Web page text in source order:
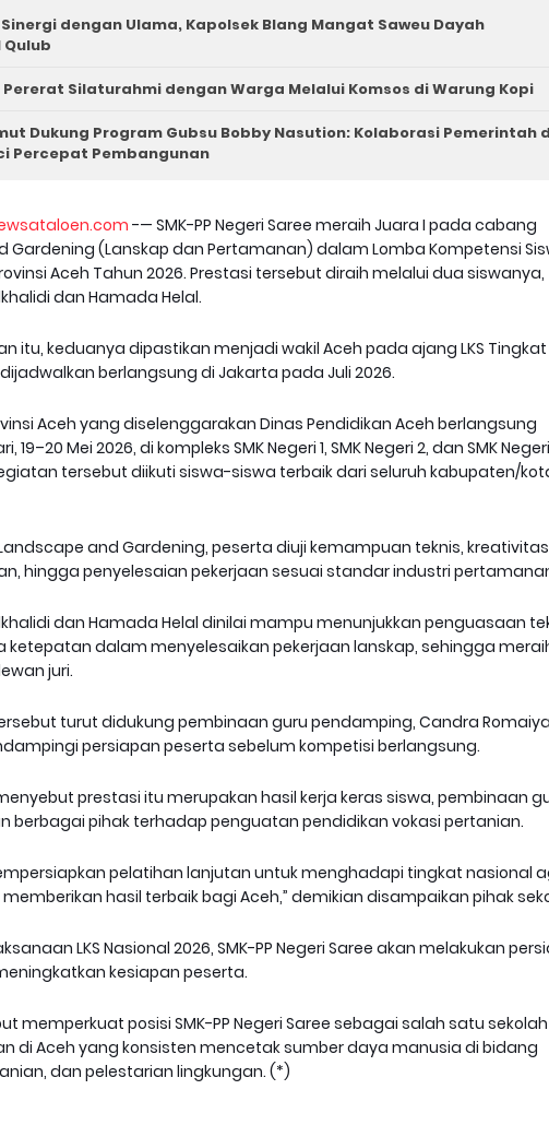
dengan Ulama, Kapolsek Blang Mangat Saweu Dayah
Silaturahmi dengan Warga Melalui Komsos di Warung Kopi
Dukung Program Gubsu Bobby Nasution: Kolaborasi Pemerintah
Percepat Pembangunan
-— SMK-PP Negeri Saree meraih Juara I pada cabang
Gardening (Lanskap dan Pertamanan) dalam Lomba Kompetensi
Aceh Tahun 2026. Prestasi tersebut diraih melalui dua siswanya,
dan Hamada Helal.
itu, keduanya dipastikan menjadi wakil Aceh pada ajang LKS Tingkat
berlangsung di Jakarta pada Juli 2026.
Aceh yang diselenggarakan Dinas Pendidikan Aceh berlangsung
19–20 Mei 2026, di kompleks SMK Negeri 1, SMK Negeri 2, dan SMK
tersebut diikuti siswa-siswa terbaik dari seluruh kabupaten/
and Gardening, peserta diuji kemampuan teknis, kreativitas
hingga penyelesaian pekerjaan sesuai standar industri
dan Hamada Helal dinilai mampu menunjukkan penguasaan
ketepatan dalam menyelesaikan pekerjaan lanskap, sehingga
juri.
turut didukung pembinaan guru pendamping, Candra
persiapan peserta sebelum kompetisi berlangsung.
prestasi itu merupakan hasil kerja keras siswa, pembinaan
berbagai pihak terhadap penguatan pendidikan vokasi pertanian.
pelatihan lanjutan untuk menghadapi tingkat nasional
hasil terbaik bagi Aceh,” demikian disampaikan pihak
LKS Nasional 2026, SMK-PP Negeri Saree akan melakukan
kesiapan peserta.
memperkuat posisi SMK-PP Negeri Saree sebagai salah satu sekolah
di Aceh yang konsisten mencetak sumber daya manusia di bidang
dan pelestarian lingkungan. (*)